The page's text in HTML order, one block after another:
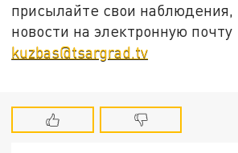
присылайте свои наблюдения,
новости на электронную почту
kuzbas@tsargrad.tv